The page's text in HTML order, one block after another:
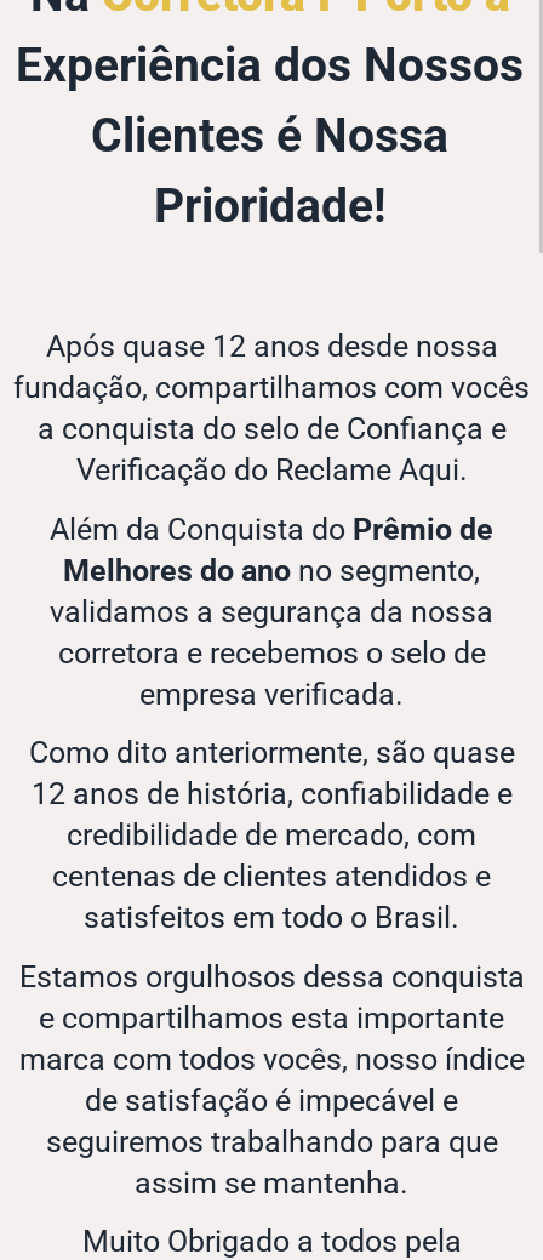
Experiência dos Nossos
Clientes é Nossa
Prioridade!
Após quase 12 anos desde nossa
fundação, compartilhamos com vocês
a conquista do selo de Confiança e
Verificação do Reclame Aqui.
Além da Conquista do Prêmio de
Melhores do ano no segmento,
validamos a segurança da nossa
corretora e recebemos o selo de
empresa verificada.
Como dito anteriormente, são quase
12 anos de história, confiabilidade e
credibilidade de mercado, com
centenas de clientes atendidos e
satisfeitos em todo o Brasil.
Estamos orgulhosos dessa conquista
e compartilhamos esta importante
marca com todos vocês, nosso índice
de satisfação é impecável e
seguiremos trabalhando para que
assim se mantenha.
Muito Obrigado a todos pela